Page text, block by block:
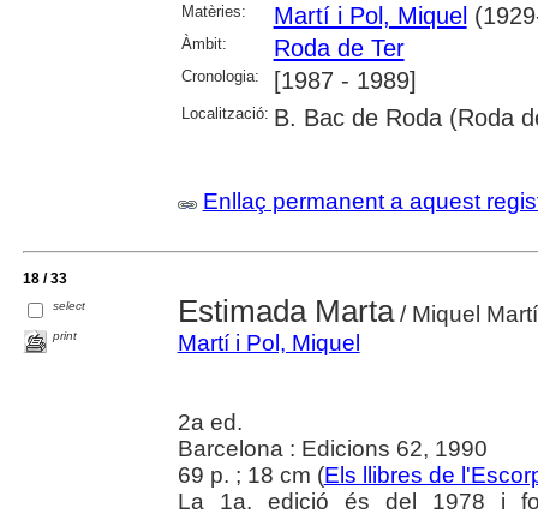
Matèries:
Martí i Pol, Miquel
Àmbit: Roda de Ter
Cronologia: [1987 - 1989]
Localització: B. Bac de Roda (Roda
Enllaç permanent a aquest
18 / 33
select
print
Estimada Marta/ Miquel
Martí i Pol, Miquel
2a ed.
Barcelona : Edicions 62, 1990
69 p. ; 18 cm (Els llibres de
La 1a. edició és del 1978 i